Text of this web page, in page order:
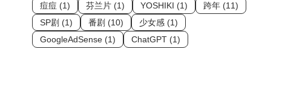
痘痘 (1)
芬兰片 (1) YOSHIKI (1)
跨年 (11)
SP剧 (1)
番剧 (10)
少女感 (1)
GoogleAdSense (1)
ChatGPT (1)